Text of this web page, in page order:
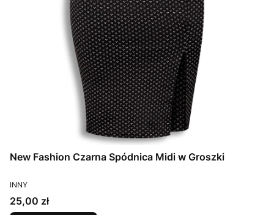
New Fashion Czarna Spódnica Midi w Groszki
PRODUCENT
INNY
Cena
25,00 zł